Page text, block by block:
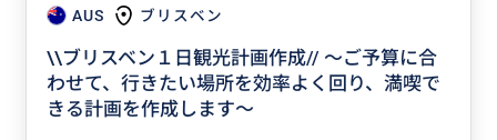
AUS ブリスベン
\\ブリスベン１日観光計画作成// ～ご予算に合
わせて、行きたい場所を効率よく回り、満喫で
きる計画を作成します～